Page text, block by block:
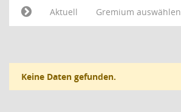
Aktuell
Gremium auswählen
Keine Daten gefunden.